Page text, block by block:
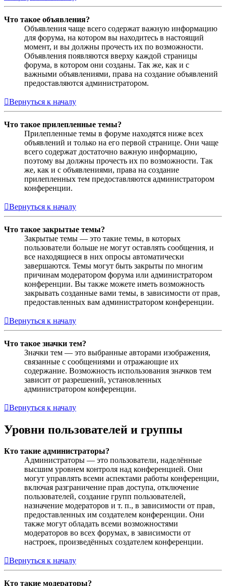
Что такое объявления?
Объявления чаще всего содержат важную информацию
для форума, на котором вы находитесь в настоящий
момент, и вы должны прочесть их по возможности.
Объявления появляются вверху каждой страницы
форума, в котором они созданы. Так же, как и с
важными объявлениями, права на создание объявлений
предоставляются администратором.
Вернуться к началу
Что такое прилепленные темы?
Прилепленные темы в форуме находятся ниже всех
объявлений и только на его первой странице. Они чаще
всего содержат достаточно важную информацию,
поэтому вы должны прочесть их по возможности. Так
же, как и с объявлениями, права на создание
прилепленных тем предоставляются администратором
конференции.
Вернуться к началу
Что такое закрытые темы?
Закрытые темы — это такие темы, в которых
пользователи больше не могут оставлять сообщения, и
все находящиеся в них опросы автоматически
завершаются. Темы могут быть закрыты по многим
причинам модератором форума или администратором
конференции. Вы также можете иметь возможность
закрывать созданные вами темы, в зависимости от прав,
предоставленных вам администратором конференции.
Вернуться к началу
Что такое значки тем?
Значки тем — это выбранные авторами изображения,
связанные с сообщениями и отражающие их
содержание. Возможность использования значков тем
зависит от разрешений, установленных
администратором конференции.
Вернуться к началу
Уровни пользователей и группы
Кто такие администраторы?
Администраторы — это пользователи, наделённые
высшим уровнем контроля над конференцией. Они
могут управлять всеми аспектами работы конференции,
включая разграничение прав доступа, отключение
пользователей, создание групп пользователей,
назначение модераторов и т. п., в зависимости от прав,
предоставленных им создателем конференции. Они
также могут обладать всеми возможностями
модераторов во всех форумах, в зависимости от
настроек, произведённых создателем конференции.
Вернуться к началу
Кто такие модераторы?